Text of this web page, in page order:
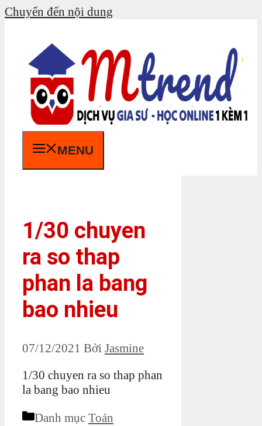
Chuyển đến nội dung
MENU
1/30 chuyen
ra so thap
phan la bang
bao nhieu
07/12/2021 Bởi Jasmine
1/30 chuyen ra so thap phan
la bang bao nhieu
Danh mục Toán